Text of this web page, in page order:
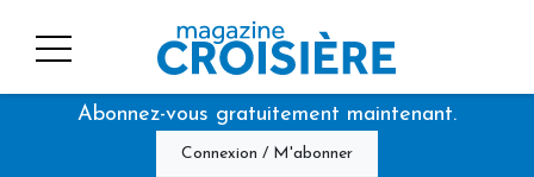
Abonnez-vous gratuitement maintenant.
Connexion / M'abonner